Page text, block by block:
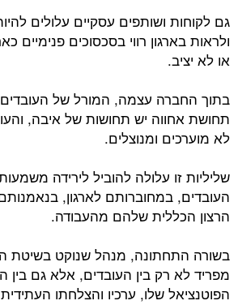
גם לקוחות ושותפים עסקיים עלולים
ולראות בארגון רווי בסכסוכים פנימיים
או לא יציב.
בתוך החברה עצמה, המורל של
תחושת אחווה יש תחושות של איבה,
לא מוערכים ומנוצלים.
שליליות זו עלולה להוביל לירידה
העובדים, במחוברותם לארגון,
הרצון הכללית שלהם מהעבודה.
בשורה התחתונה, מנהל שנוקט בשיטת
מפריד לא רק בין העובדים, אלא גם בין
הפוטנציאל שלו, ערכיו והצלחתו